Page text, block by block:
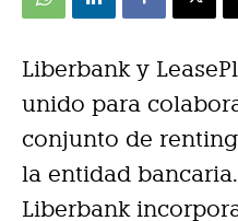
Liberbank y
unido para
conjunto de
la entidad
Liberbank